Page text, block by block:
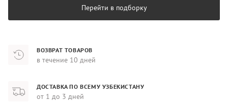
Перейти в подборку
ВОЗВРАТ ТОВАРОВ
в течение 10 дней
ДОСТАВКА ПО ВСЕМУ УЗБЕКИСТАНУ
от 1 до 3 дней